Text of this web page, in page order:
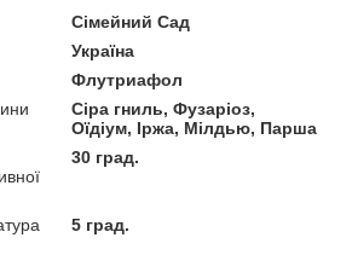
Сімейний Сад
Україна
Флутриафол
Сіра гниль, Фузаріоз,
Оїдіум, Іржа, Мілдью, Парша
30 град.
5 град.